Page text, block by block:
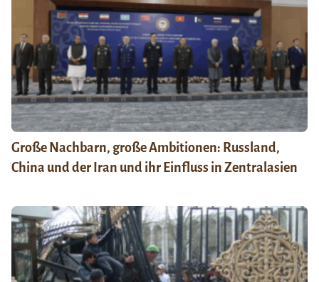
Große Nachbarn, große Ambitionen: Russland,
China und der Iran und ihr Einfluss in Zentralasien